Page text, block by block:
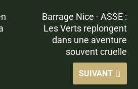
Barrage Nice - ASSE :
Les Verts replongent
dans une aventure
souvent cruelle
SUIVANT